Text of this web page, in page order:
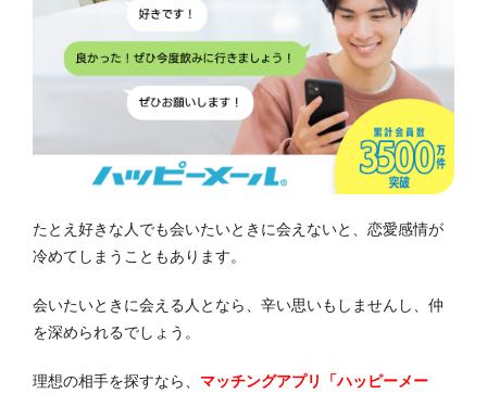
たとえ好きな人でも会いたいときに会えないと、恋愛感情が
冷めてしまうこともあります。
会いたいときに会える人となら、辛い思いもしませんし、仲
を深められるでしょう。
理想の相手を探すなら、 マッチングアプリ「ハッピーメー